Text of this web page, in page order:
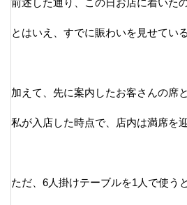
前述した通り、この日お店に着いた
とはいえ、すでに賑わいを見せてい
加えて、先に案内したお客さんの席
私が入店した時点で、店内は満席を
ただ、6人掛けテーブルを1人で使う